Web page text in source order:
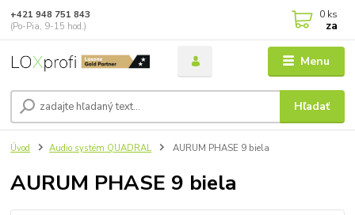
Menu
Hľadať
+421 948 751 843
(Po-Pia, 9-15 hod.)
0 ks
za
Úvod Audio systém QUADRAL AURUM PHASE 9 biela
AURUM PHASE 9 biela